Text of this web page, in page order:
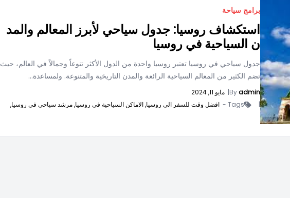
برامج سياحة
استكشاف روسيا: جدول سياحي لأبرز المعالم والمد
ن السياحية في روسيا
جدول سياحي في روسيا تعتبر روسيا واحدة من الدول الأكثر تنوعاً وجمالاً في العالم، حيث
تضم الكثير من المعالم السياحية الرائعة والمدن التاريخية والمتنوعة. ولمساعدة...
Byadmin
| مايو 11, 2024
|
Tags - افضل وقت للسفر الى روسيا,الاماكن السياحية في روسيا,مرشد سياحي في روسيا,